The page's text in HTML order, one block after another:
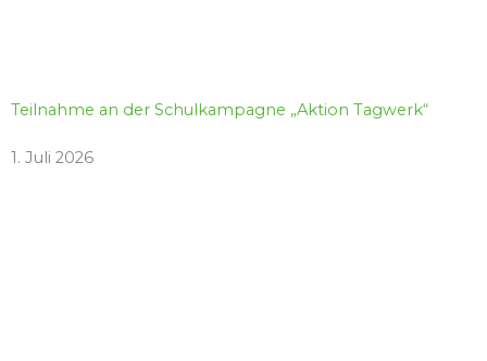
Teilnahme an der Schulkampagne „Aktion Tagwerk“
1. Juli 2026